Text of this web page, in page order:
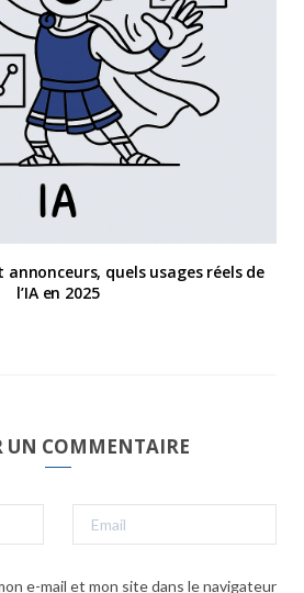
annonceurs, quels usages réels de
l’IA en 2025
UN COMMENTAIRE
e-mail et mon site dans le navigateur